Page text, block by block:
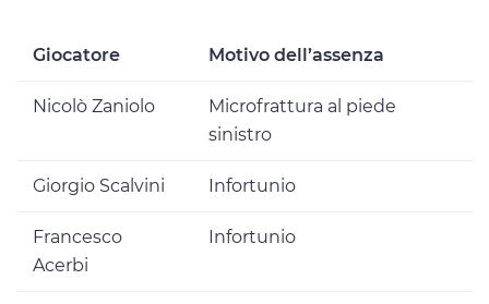
Giocatore Motivo dell’assenza
Nicolò Zaniolo
Microfrattura al piede
sinistro
Giorgio Scalvini Infortunio
Francesco
Acerbi
Infortunio